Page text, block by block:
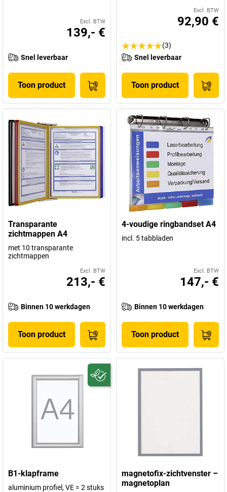
Excl. BTW
139,- €
Snel leverbaar
Toon product
Excl. BTW
92,90 €
(3)
Snel leverbaar
Toon product
Transparante
zichtmappen A4
met 10 transparante
zichtmappen
Excl. BTW
213,- €
Binnen 10 werkdagen
Toon product
4-voudige ringbandset A4
incl. 5 tabbladen
Excl. BTW
147,- €
Binnen 10 werkdagen
Toon product
B1-klapframe
aluminium profiel, VE = 2 stuks
magnetofix-zichtvenster –
magnetoplan